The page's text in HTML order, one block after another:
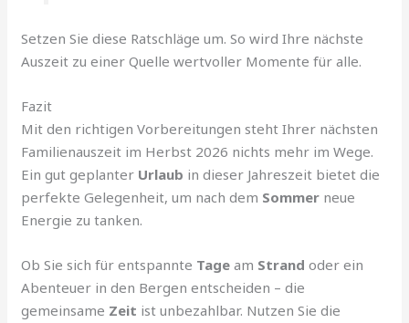
Setzen Sie diese Ratschläge um. So wird Ihre nächste
Auszeit zu einer Quelle wertvoller Momente für alle.
Fazit
Mit den richtigen Vorbereitungen steht Ihrer nächsten
Familienauszeit im Herbst 2026 nichts mehr im Wege.
Ein gut geplanter Urlaub in dieser Jahreszeit bietet die
perfekte Gelegenheit, um nach dem Sommer neue
Energie zu tanken.
Ob Sie sich für entspannte Tage am Strand oder ein
Abenteuer in den Bergen entscheiden – die
gemeinsame Zeit ist unbezahlbar. Nutzen Sie die